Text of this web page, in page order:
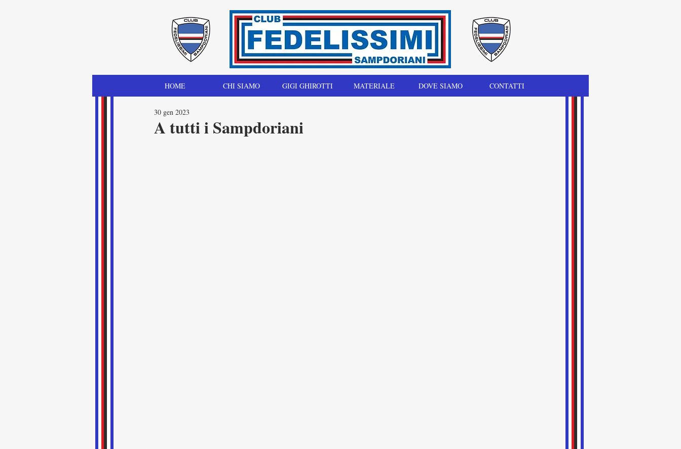
HOME CHI SIAMO GIGI GHIROTTI MATERIALE DOVE SIAMO CONTATTI
A tutti i Sampdoriani
30 gen 2023